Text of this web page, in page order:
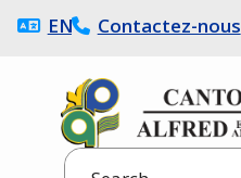
Aller
au
principal
Search
ENGLISHContactez-nous